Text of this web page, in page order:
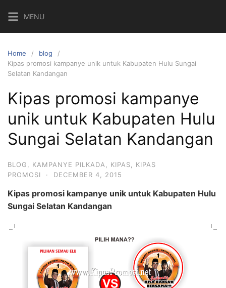
content
MENU
Home
blog
Kipas promosi kampanye unik untuk Kabupaten Hulu Sungai
Selatan Kandangan
Kipas promosi kampanye
unik untuk Kabupaten Hulu
Sungai Selatan Kandangan
BLOG KAMPANYE PILKADA KIPAS
KIPAS
PROMOSI
· DECEMBER 4, 2015
Kipas promosi kampanye unik untuk Kabupaten Hulu
Sungai Selatan Kandangan